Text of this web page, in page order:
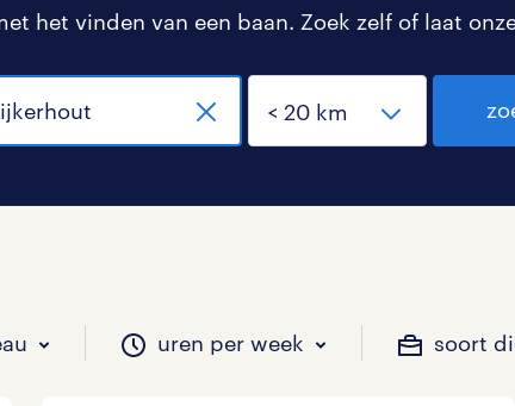
het vinden van een baan. Zoek zelf of laat
uren per week soort